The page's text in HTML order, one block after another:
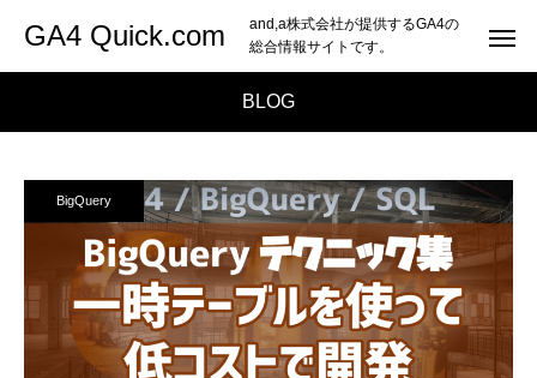
GA4 Quick.com
and,a株式会社が提供するGA4の
総合情報サイトです。
BLOG
BigQuery